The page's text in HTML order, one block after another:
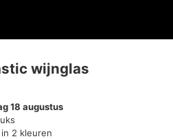
wijnglas
18 augustus
2 kleuren